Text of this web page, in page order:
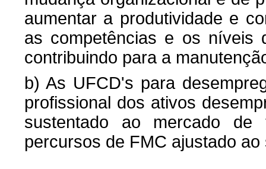
aumentar a produtividade e
as competências e os níveis
contribuindo para a
b) As UFCD's para
profissional dos ativos
sustentado ao mercado de
percursos de FMC ajustado